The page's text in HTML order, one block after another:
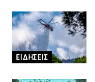
ΕΙΔΗΣΕΙΣ